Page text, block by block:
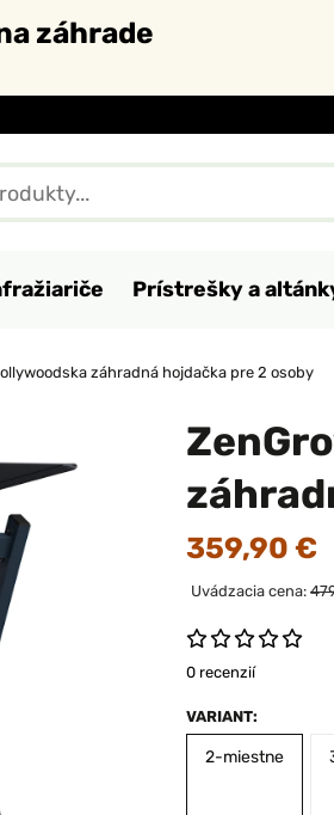
záhrade
Prístrešky a
záhradná hojdačka pre 2 osoby
359,90 €
Uvádzacia cena:
0 recenzií
VARIANT:
2-miestne